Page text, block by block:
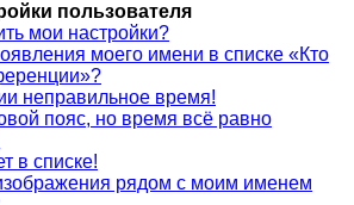
пользователя
мои настройки?
моего имени в списке «Кто
неправильное время!
пояс, но время всё равно
в списке!
рядом с моим именем